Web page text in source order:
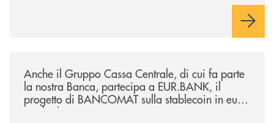
negoziazione esclusiva per la finalizzazione dell’operazione.
Anche il Gruppo Cassa Centrale, di cui fa parte
la nostra Banca, partecipa a EUR.BANK, il
progetto di BANCOMAT sulla stablecoin in euro
e sul relativo ecosistema